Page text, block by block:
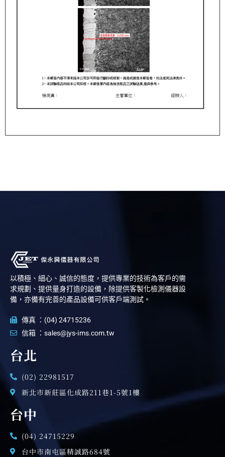
以積極、細心、誠信的態度，提供專業的技術為客戶的需
求規劃、提供量身打造的設備，除提供客製化檢測儀器設
備，亦備有完善的產品設備可供客戶端測試。
傳真 ：(04) 24715236
信箱 ：sales@jys-ims.com.tw
台北
(02) 22981517
新北市新莊區化成路211巷1-5號1樓
台中
(04) 24715229
台中市南屯區精誠路684號